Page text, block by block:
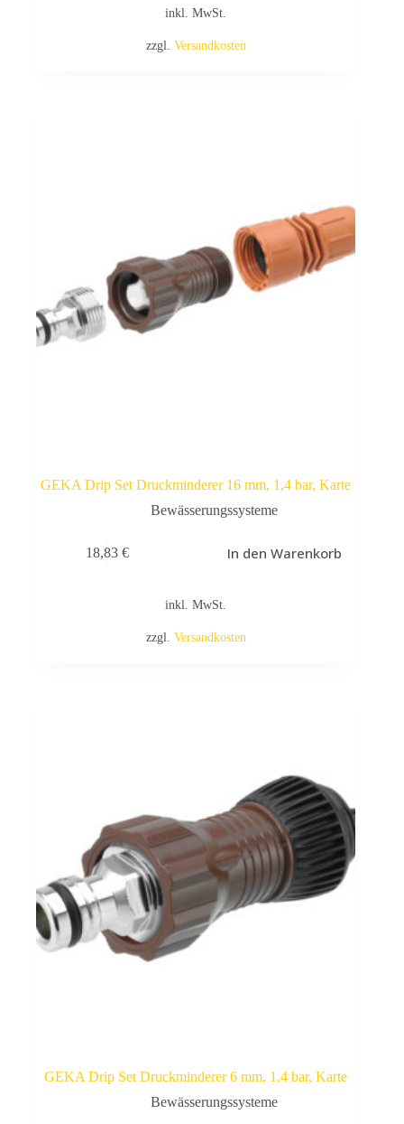
inkl. MwSt.
zzgl. Versandkosten
GEKA Drip Set Druckminderer 16 mm, 1,4 bar, Karte
Bewässerungssysteme
18,83 € In den Warenkorb
inkl. MwSt.
zzgl. Versandkosten
GEKA Drip Set Druckminderer 6 mm, 1,4 bar, Karte
Bewässerungssysteme